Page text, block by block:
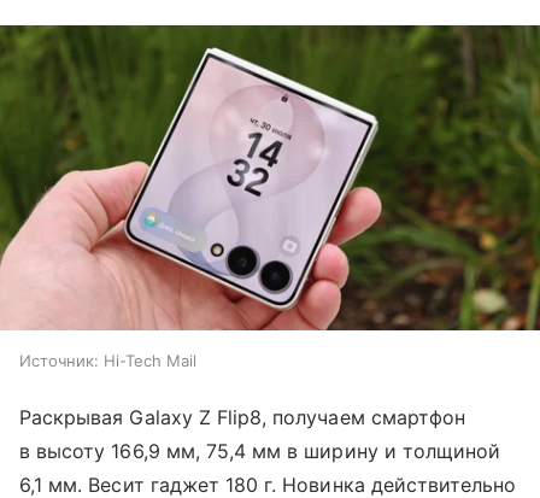
Источник: Hi-Tech Mail
Раскрывая Galaxy Z Flip8, получаем смартфон
в высоту 166,9 мм, 75,4 мм в ширину и толщиной
6,1 мм. Весит гаджет 180 г. Новинка действительно